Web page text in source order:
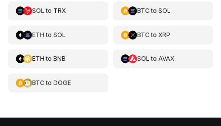
SOL to TRX BTCto SOL
ETH to SOL BTCto XRP
ETH to BNB SOL to AVAX
BTCto DOGE